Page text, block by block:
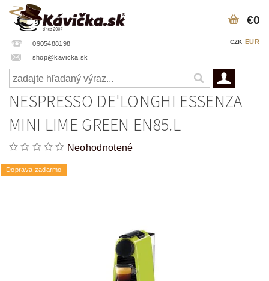
0905488198
shop@kavicka.sk
CZK EUR
€0
NESPRESSO DE'LONGHI ESSENZA
MINI LIME GREEN EN85.L
Neohodnotené
Doprava zadarmo